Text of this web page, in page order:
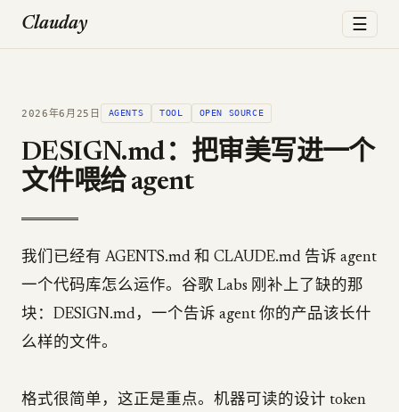
Clauday ☰
2026年6月25日 AGENTS TOOL OPEN SOURCE
DESIGN.md：把审美写进一个
文件喂给 agent
我们已经有 AGENTS.md 和 CLAUDE.md 告诉 agent
一个代码库怎么运作。谷歌 Labs 刚补上了缺的那
块：DESIGN.md，一个告诉 agent 你的产品该长什
么样的文件。
格式很简单，这正是重点。机器可读的设计 token